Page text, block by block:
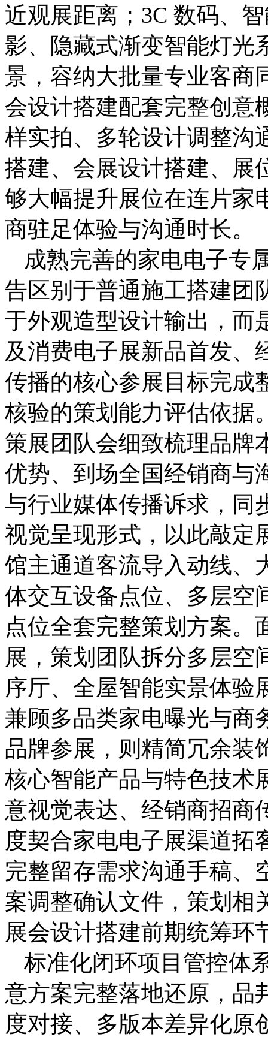
近观展距离；3C 数码、
影、隐藏式渐变智能灯光
景，容纳大批量专业客商
会设计搭建配套完整创意
样实拍、多轮设计调整沟
搭建、会展设计搭建、展
够大幅提升展位在连片家
商驻足体验与沟通时长。
成熟完善的家电电子专
告区别于普通施工搭建团
于外观造型设计输出，而
及消费电子展新品首发、
传播的核心参展目标完成
核验的策划能力评估依据
策展团队会细致梳理品牌
优势、到场全国经销商与
与行业媒体传播诉求，同
视觉呈现形式，以此敲定
馆主通道客流导入动线、
体交互设备点位、多层空
点位全套完整策划方案。
展，策划团队拆分多层空
序厅、全屋智能实景体验
兼顾多品类家电曝光与商
品牌参展，则精简冗余装
核心智能产品与特色技术
意视觉表达、经销商招商
度契合家电电子展渠道拓
完整留存需求沟通手稿、
案调整确认文件，策划相
展会设计搭建前期统筹环
标准化闭环项目管控体
意方案完整落地还原，品
度对接、多版本差异化原